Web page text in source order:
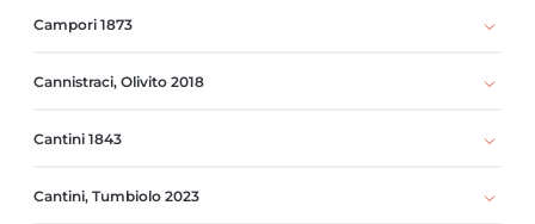
Campori 1873
Cannistraci, Olivito 2018
Cantini 1843
Cantini, Tumbiolo 2023